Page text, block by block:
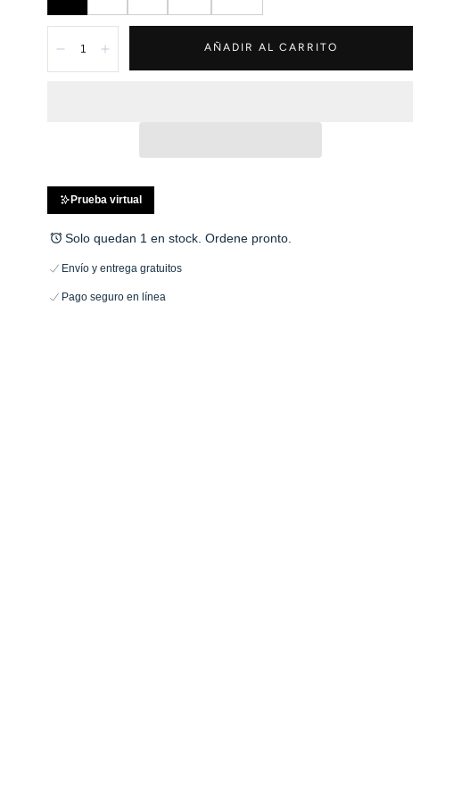
DisminuirAumentar AÑADIR AL CARRITO
Prueba virtual
Solo quedan 1 en stock. Ordene pronto.
Envío y entrega gratuitos
Pago seguro en línea